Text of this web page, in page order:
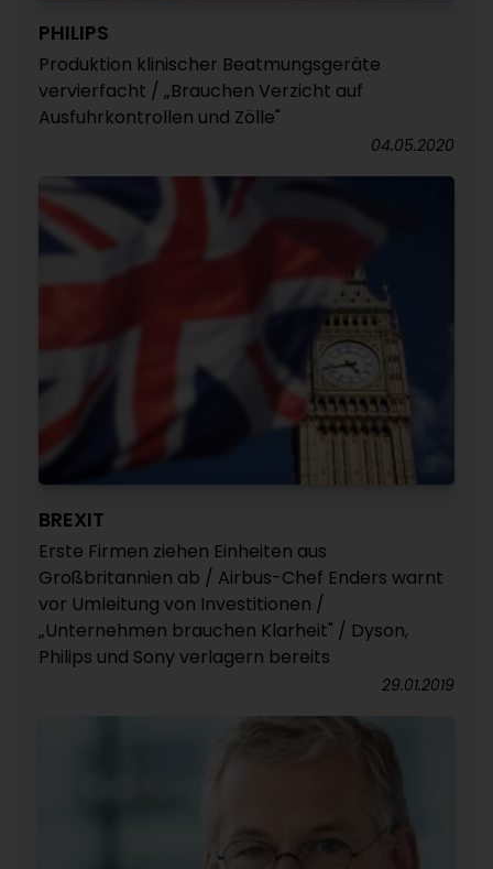
PHILIPS
Produktion klinischer Beatmungsgeräte
vervierfacht / „Brauchen Verzicht auf
Ausfuhrkontrollen und Zölle"
04.05.2020
BREXIT
Erste Firmen ziehen Einheiten aus
Großbritannien ab / Airbus-Chef Enders warnt
vor Umleitung von Investitionen /
„Unternehmen brauchen Klarheit" / Dyson,
Philips und Sony verlagern bereits
29.01.2019